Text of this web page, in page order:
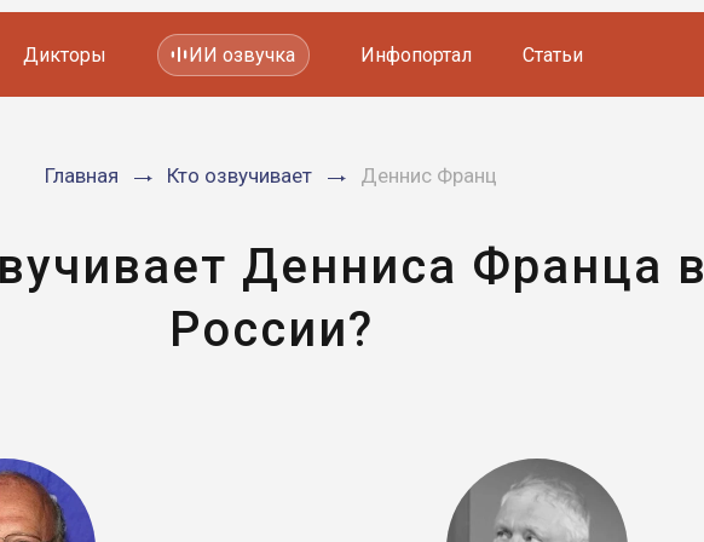
Мультфильмов
Дикторы ИИ озвучка Инфопортал Статьи
Главная Кто озвучивает Деннис Франц
Денниса Франца в
России?